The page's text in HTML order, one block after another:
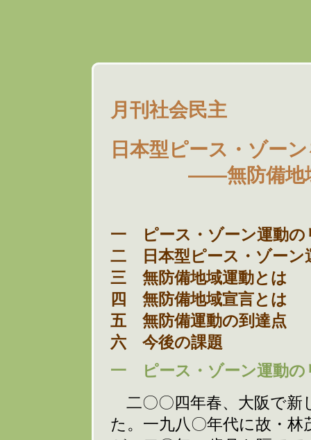
月刊社会民主
日本型ピース・ゾー
――無防備地域運
一 ピース・ゾーン運動の
二 日本型ピース・ゾーン
三 無防備地域運動とは
四 無防備地域宣言とは
五 無防備運動の到達点
六 今後の課題
一 ピース・ゾーン運動の
二〇〇四年春、大阪で新
た。一九八〇年代に故・